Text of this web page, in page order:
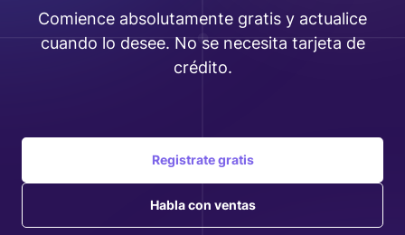
Comience absolutamente gratis y actualice
cuando lo desee. No se necesita tarjeta de
crédito.
Registrate gratis
Habla con ventas